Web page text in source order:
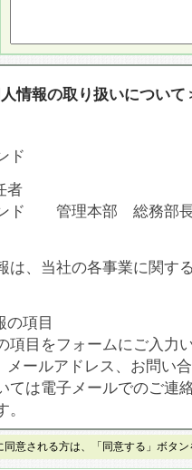
人情報の取り扱いについて
ド
者
ンド 管理本部 総務部
は、当社の各事業に関す
の項目
項目をフォームにご入力
メールアドレス、お問い
ては電子メールでのご連
ない方法による個人情報
ション管理のためCookie
同意される方は、「同意する」ボタ